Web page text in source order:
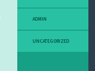
ADMIN
UNCATEGORIZED